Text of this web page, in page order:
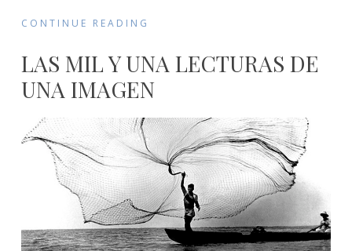
CONTINUE READING
LAS MIL Y UNA LECTURAS DE
UNA IMAGEN